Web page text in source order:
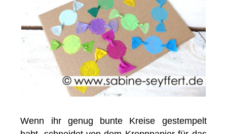
Wenn ihr genug bunte Kreise gestempelt